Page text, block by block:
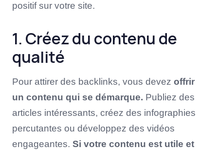
positif sur votre site.
1. Créez du contenu de
qualité
Pour attirer des backlinks, vous devez offrir
un contenu qui se démarque. Publiez des
articles intéressants, créez des infographies
percutantes ou développez des vidéos
engageantes. Si votre contenu est utile et